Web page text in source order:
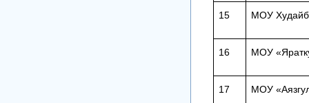
15 МОУ
16 МОУ
17 МОУ